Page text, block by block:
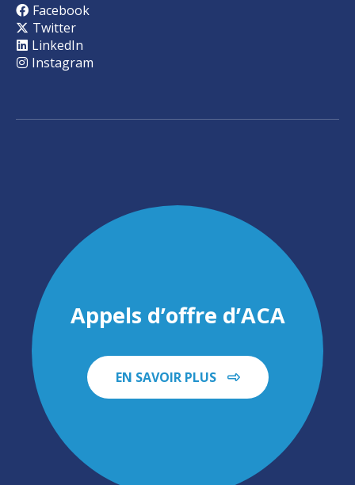
Facebook
Twitter
LinkedIn
Instagram
Appels d’offre d’ACA
EN SAVOIR PLUS